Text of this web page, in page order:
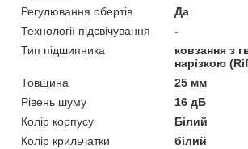
Регулювання обертів
Да
Технології підсвічування
-
Тип підшипника
ковзання з
нарізкою
Товщина
25 мм
Рівень шуму
16 дБ
Колір корпусу
Білий
Колір крильчатки
білий